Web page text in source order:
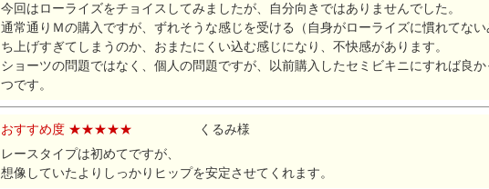
今回はローライズをチョイスしてみましたが、自分向きではありませんでした。
通常通りＭの購入ですが、ずれそうな感じを受ける（自身がローライズに慣れてな
ち上げすぎてしまうのか、おまたにくい込む感じになり、不快感があります。
ショーツの問題ではなく、個人の問題ですが、以前購入したセミビキニにすれば良
つです。
おすすめ度 ★★★★★
くるみ様
レースタイプは初めてですが、
想像していたよりしっかりヒップを安定させてくれます。